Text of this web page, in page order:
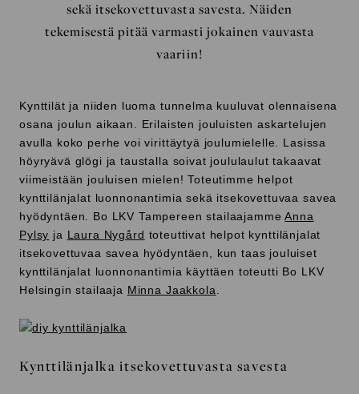
sekä itsekovettuvasta savesta. Näiden
tekemisestä pitää varmasti jokainen vauvasta
vaariin!
Kynttilät ja niiden luoma tunnelma kuuluvat olennaisena
osana joulun aikaan. Erilaisten jouluisten askartelujen
avulla koko perhe voi virittäytyä joulumielelle. Lasissa
höyryävä glögi ja taustalla soivat joululaulut takaavat
viimeistään jouluisen mielen! Toteutimme helpot
kynttilänjalat luonnonantimia sekä itsekovettuvaa savea
hyödyntäen. Bo LKV Tampereen stailaajammeAnna
Pylsy ja Laura Nygård toteuttivat helpot kynttilänjalat
itsekovettuvaa savea hyödyntäen, kun taas jouluiset
kynttilänjalat luonnonantimia käyttäen toteutti Bo LKV
Helsingin stailaaja Minna Jaakkola.
Kynttilänjalka itsekovettuvasta savesta